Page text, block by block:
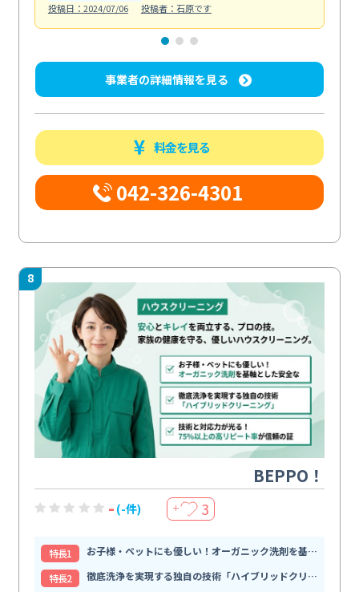
投稿日：2024/07/06
投稿者：石原です
事業者の詳細情報を見る
料金を見る
042-326-4301
8
BEPPO！
- (-件) ＋ 3
特⻑1
お子様・ペットにも優しい！オーガニック洗剤を基軸とした安全な
特⻑2
徹底洗浄を実現する独自の技術「ハイブリッドクリーニング」